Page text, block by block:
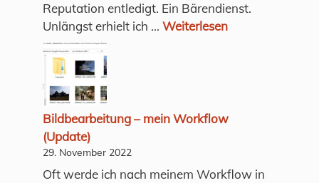
Reputation entledigt. Ein Bärendienst.
Unlängst erhielt ich ... Weiterlesen
Bildbearbeitung – mein Workflow
(Update)
29. November 2022
Oft werde ich nach meinem Workflow in